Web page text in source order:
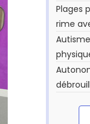
Plages
rime